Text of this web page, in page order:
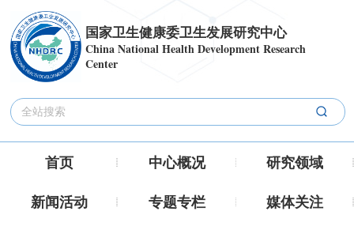
国家卫生健康委卫生发展研究中心
China National Health Development Research
Center
首页 中心概况
研究领域
新闻活动
专题专栏
媒体关注